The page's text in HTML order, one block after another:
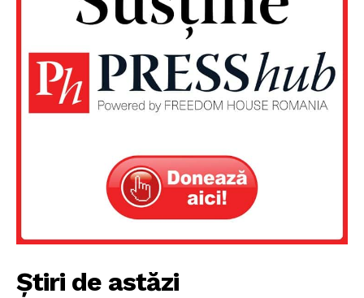
Știri de astăzi